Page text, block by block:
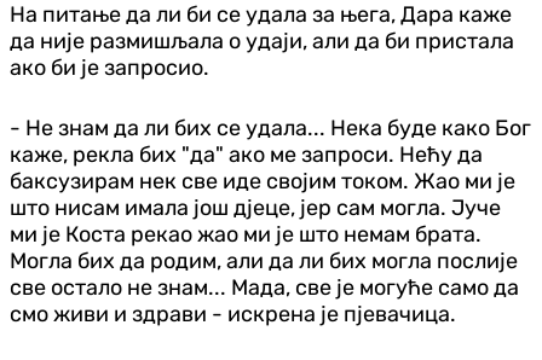
На питање да ли би се удала за њега, Дара каже
да није размишљала о удаји, али да би пристала
ако би је запросио.
- Не знам да ли бих се удала... Нека буде како Бог
каже, рекла бих "да" ако ме запроси. Нећу да
баксузирам нек све иде својим током. Жао ми је
што нисам имала још дјеце, јер сам могла. Јуче
ми је Коста рекао жао ми је што немам брата.
Могла бих да родим, али да ли бих могла послије
све остало не знам... Мада, све је могуће само да
смо живи и здрави - искрена је пјевачица.